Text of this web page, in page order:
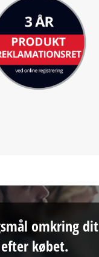
omkring dit
købet.